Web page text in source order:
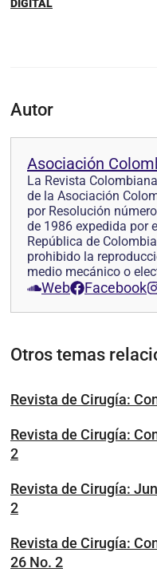
DIGITAL
Autor
Asociación
La Revista
de la Asociación
por Resolución
de 1986 expedida por
República de
prohibido la
medio mecánico o
Web Facebook
Otros temas
Revista de Cirugía:
Revista de Cirugía:
2
Revista de Cirugía:
2
Revista de Cirugía:
26 No. 2